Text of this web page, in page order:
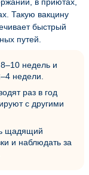
в приютах,
Такую вакцину
быстрый
путей.
недель и
недели.
раз в год
с другими
щадящий
и наблюдать за